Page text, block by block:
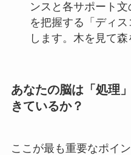
ンスと各サポート
を把握する「ディ
します。木を見て森
あなたの脳は「処理
きているか？
ここが最も重要なポイ